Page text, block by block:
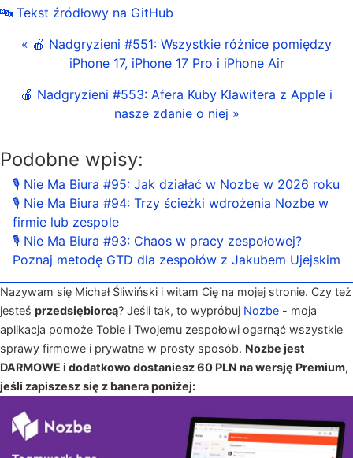
🔤 Tekst źródłowy na GitHub
« 🍎 Nadgryzieni #551: Wszystkie różnice pomiędzy
iPhone 17, iPhone 17 Pro i iPhone Air
🍎 Nadgryzieni #553: Afera Kuby Klawitera z Apple i
nasze zdanie o niej »
Podobne wpisy:
🎙 Nie Ma Biura #95: Jak działać w Nozbe w 2026 roku
🎙 Nie Ma Biura #94: Trzy ścieżki wdrożenia Nozbe w
firmie lub zespole
🎙 Nie Ma Biura #93: Chaos w pracy zespołowej?
Poznaj metodę GTD dla zespołów z Jakubem Ujejskim
Nazywam się Michał Śliwiński i witam Cię na mojej stronie. Czy też
jesteś przedsiębiorcą? Jeśli tak, to wypróbuj Nozbe - moja
aplikacja pomoże Tobie i Twojemu zespołowi ogarnąć wszystkie
sprawy firmowe i prywatne w prosty sposób. Nozbe jest
DARMOWE i dodatkowo dostaniesz 60 PLN na wersję Premium,
jeśli zapiszesz się z banera poniżej: